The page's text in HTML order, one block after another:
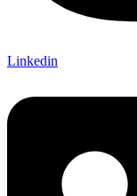
Linkedin